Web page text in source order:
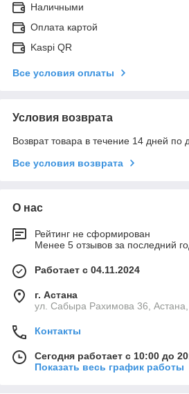
Наличными
Оплата картой
Kaspi QR
Все условия оплаты
Условия возврата
Возврат товара в течение 14 дней по
Все условия возврата
О нас
Рейтинг не сформирован
Менее 5 отзывов за последний
Работает с 04.11.2024
г. Астана
ул. Сабыра Рахимова 36, Астана,
Контакты
Сегодня работает с 10:00 до
Показать весь график работы